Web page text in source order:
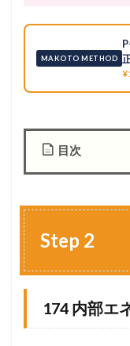
MAKOTO METHOD
目次
p
1
7
4
Step 2
174 内部エ